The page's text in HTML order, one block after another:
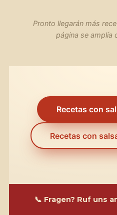
Pronto llegarán más
página se amplía
Recetas con
Recetas con
📞 Fragen? Ruf uns